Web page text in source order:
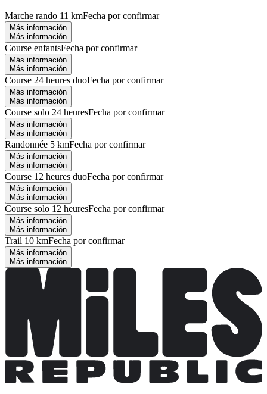
Marche rando 11 kmFecha por confirmar
Más información
Más información
Course enfantsFecha por confirmar
Más información
Más información
Course 24 heures duoFecha por confirmar
Más información
Más información
Course solo 24 heuresFecha por confirmar
Más información
Más información
Randonnée 5 kmFecha por confirmar
Más información
Más información
Course 12 heures duoFecha por confirmar
Más información
Más información
Course solo 12 heuresFecha por confirmar
Más información
Más información
Trail 10 kmFecha por confirmar
Más información
Más información